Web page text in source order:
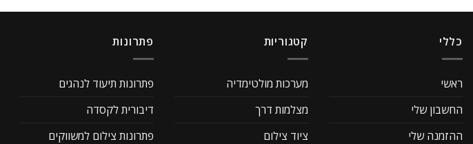
כללי
ראשי
החשבון שלי
ההזמנה שלי
קטגוריות
מערכות מולטימדיה
מצלמות דרך
ציוד צילום
פתרונות
פתרונות תיעוד לנהגים
דיבורית לקסדה
פתרונות צילום למשווקים